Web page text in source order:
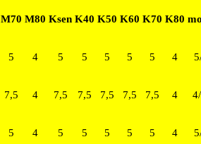
M70 M80 Ksen K40 K50 K60 K70 K80
5 4 5 5 5 5 5 4
7,5 4 7,5 7,5 7,5 7,5 7,5 4
5 4 5 5 5 5 5 4